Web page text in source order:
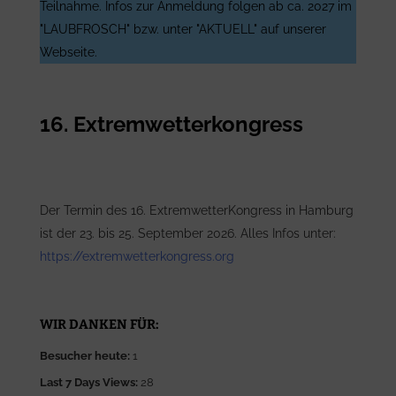
Teilnahme. Infos zur Anmeldung folgen ab ca. 2027 im
"LAUBFROSCH" bzw. unter "AKTUELL" auf unserer
Webseite.
16. Extremwetterkongress
Der Termin des 16. ExtremwetterKongress in Hamburg
ist der 23. bis 25. September 2026. Alles Infos unter:
https://extremwetterkongress.org
WIR DANKEN FÜR:
Besucher heute: 1
Last 7 Days Views: 28